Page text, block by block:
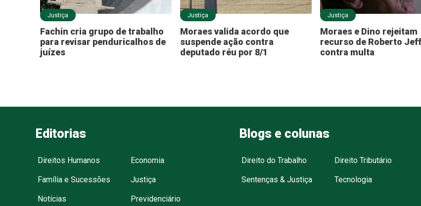
Justiça
Fachin cria grupo de trabalho
para revisar penduricalhos de
juízes
Justiça
Moraes valida acordo que
suspende ação contra
deputado réu por 8/1
Justiça
Moraes e Dino rejeitam
recurso de Roberto
contra multa
Editorias
Direitos Humanos Economia
Família e Sucessões Justiça
Notícias Previdenciário
Blogs e colunas
Direito do Trabalho Direito Tributário
Sentenças & Justiça Tecnologia